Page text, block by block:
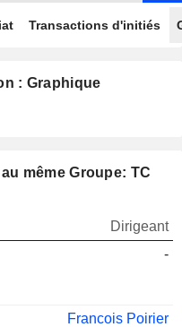
Transactions d'initiés
: Graphique
même Groupe: TC
Dirigeant
-
Francois Poirier